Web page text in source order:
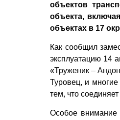
объектов
объекта,
объектах в 17
Как сообщил
эксплуатацию 14
«Труженик –
Туровец, и
тем, что
Особое внимание